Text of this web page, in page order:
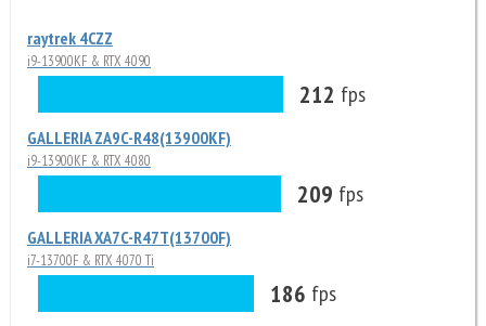
raytrek 4CZZ
i9-13900KF & RTX 4090
212 fps
GALLERIA ZA9C-R48(13900KF)
i9-13900KF & RTX 4080
209 fps
GALLERIA XA7C-R47T(13700F)
i7-13700F & RTX 4070 Ti
186 fps